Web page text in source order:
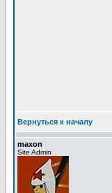
Вернуться к началу
maxon
Site Admin